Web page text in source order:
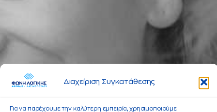
Διαχείριση Συγκατάθεσης
Για να παρέχουμε την καλύτερη εμπειρία, χρησιμοποιούμε